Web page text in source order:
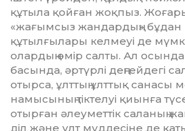
құтыла қойған жоқпыз.
«жағымсыз жан­дардың»
құтылғылары келмеуі де
олардың өмір салты. Ал
басында, әртүрлі деңгейдегі
отырса, ұлт­тың ұлттық санасы
намысының тіктелуі қиынға
отыр­ған әлеуметтік саланың
діл және ұлт мүд­десіне де